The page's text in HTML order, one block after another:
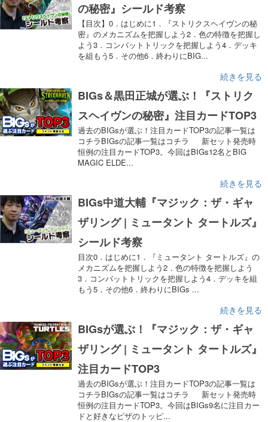
の秘密』シールド考察
【目次】0．はじめに1．『ストリクスヘイヴンの秘
密』のメカニズムを把握しよう2．色の特徴を把握し
よう3．コンバットトリックを把握しよう4．デッキ
を組もう5．その他6．終わりにBIG...
続きを見る
BIGs＆黒田正城が選ぶ！『ストリク
スヘイヴンの秘密』注目カードTOP3
過去のBIGsが選ぶ！注目カードTOP3の記事一覧は
コチラBIGsの記事一覧はコチラ 新セット発売時
恒例の注目カードTOP3。今回はBIGs12名とBIG
MAGIC ELDE...
続きを見る
BIGs中道大輔『マジック：ザ・ギャ
ザリング | ミュータント タートルズ』
シールド考察
目次0．はじめに1．『ミュータント タートルズ』の
メカニズムを把握しよう2．色の特徴を把握しよう
3．コンバットトリックを把握しよう4．デッキを組
もう5．その他6．終わりにBIGs ...
続きを見る
BIGsが選ぶ！『マジック：ザ・ギャ
ザリング | ミュータント タートルズ』
注目カードTOP3
過去のBIGsが選ぶ！注目カードTOP3の記事一覧は
コチラBIGsの記事一覧はコチラ 新セット発売時
恒例の注目カードTOP3。今回はBIGs9名に注目カー
ドと好きなピザのトッピ...